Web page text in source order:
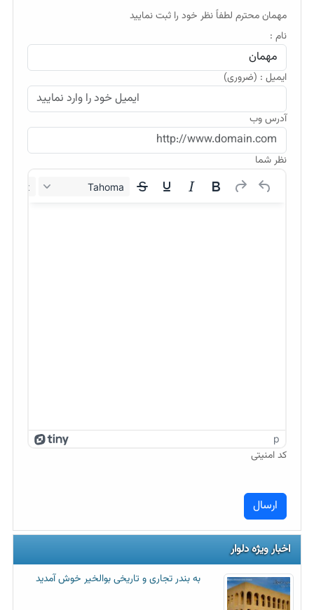
مهمان محترم لطفاً نظر خود را ثبت نمایید
نام :
ایمیل : (ضروری)
آدرس وب
نظر شما
Tahoma
12px
p
کد امنیتی
اخبار ویژه دلوار
به بندر تجاری و تاریخی بوالخیر خوش آمدید